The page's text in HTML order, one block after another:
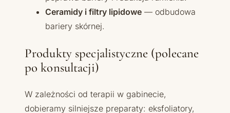
Ceramidy i filtry lipidowe — odbudowa
bariery skórnej.
Produkty specjalistyczne (polecane
po konsultacji)
W zależności od terapii w gabinecie,
dobieramy silniejsze preparaty: eksfoliatory,